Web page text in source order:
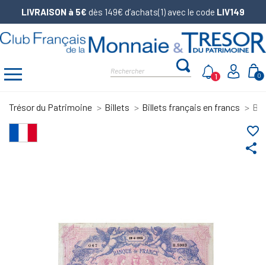
LIVRAISON à 5€ dès 149€ d’achats(1) avec le code LIV149
0
1
Trésor du Patrimoine Billets Billets français en francs
share
favorite_border